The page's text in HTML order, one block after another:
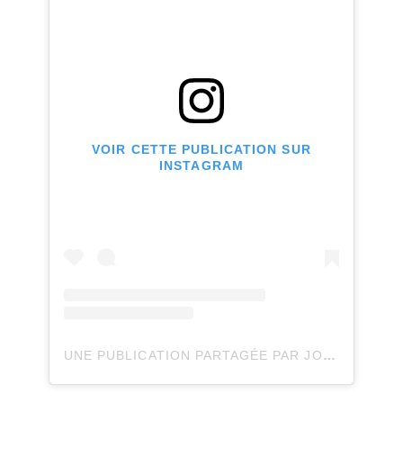
VOIR CETTE PUBLICATION SUR
INSTAGRAM
UNE PUBLICATION PARTAGÉE PAR JOLI JOLI DESIGN (@JOLIJOLIDESIGN)